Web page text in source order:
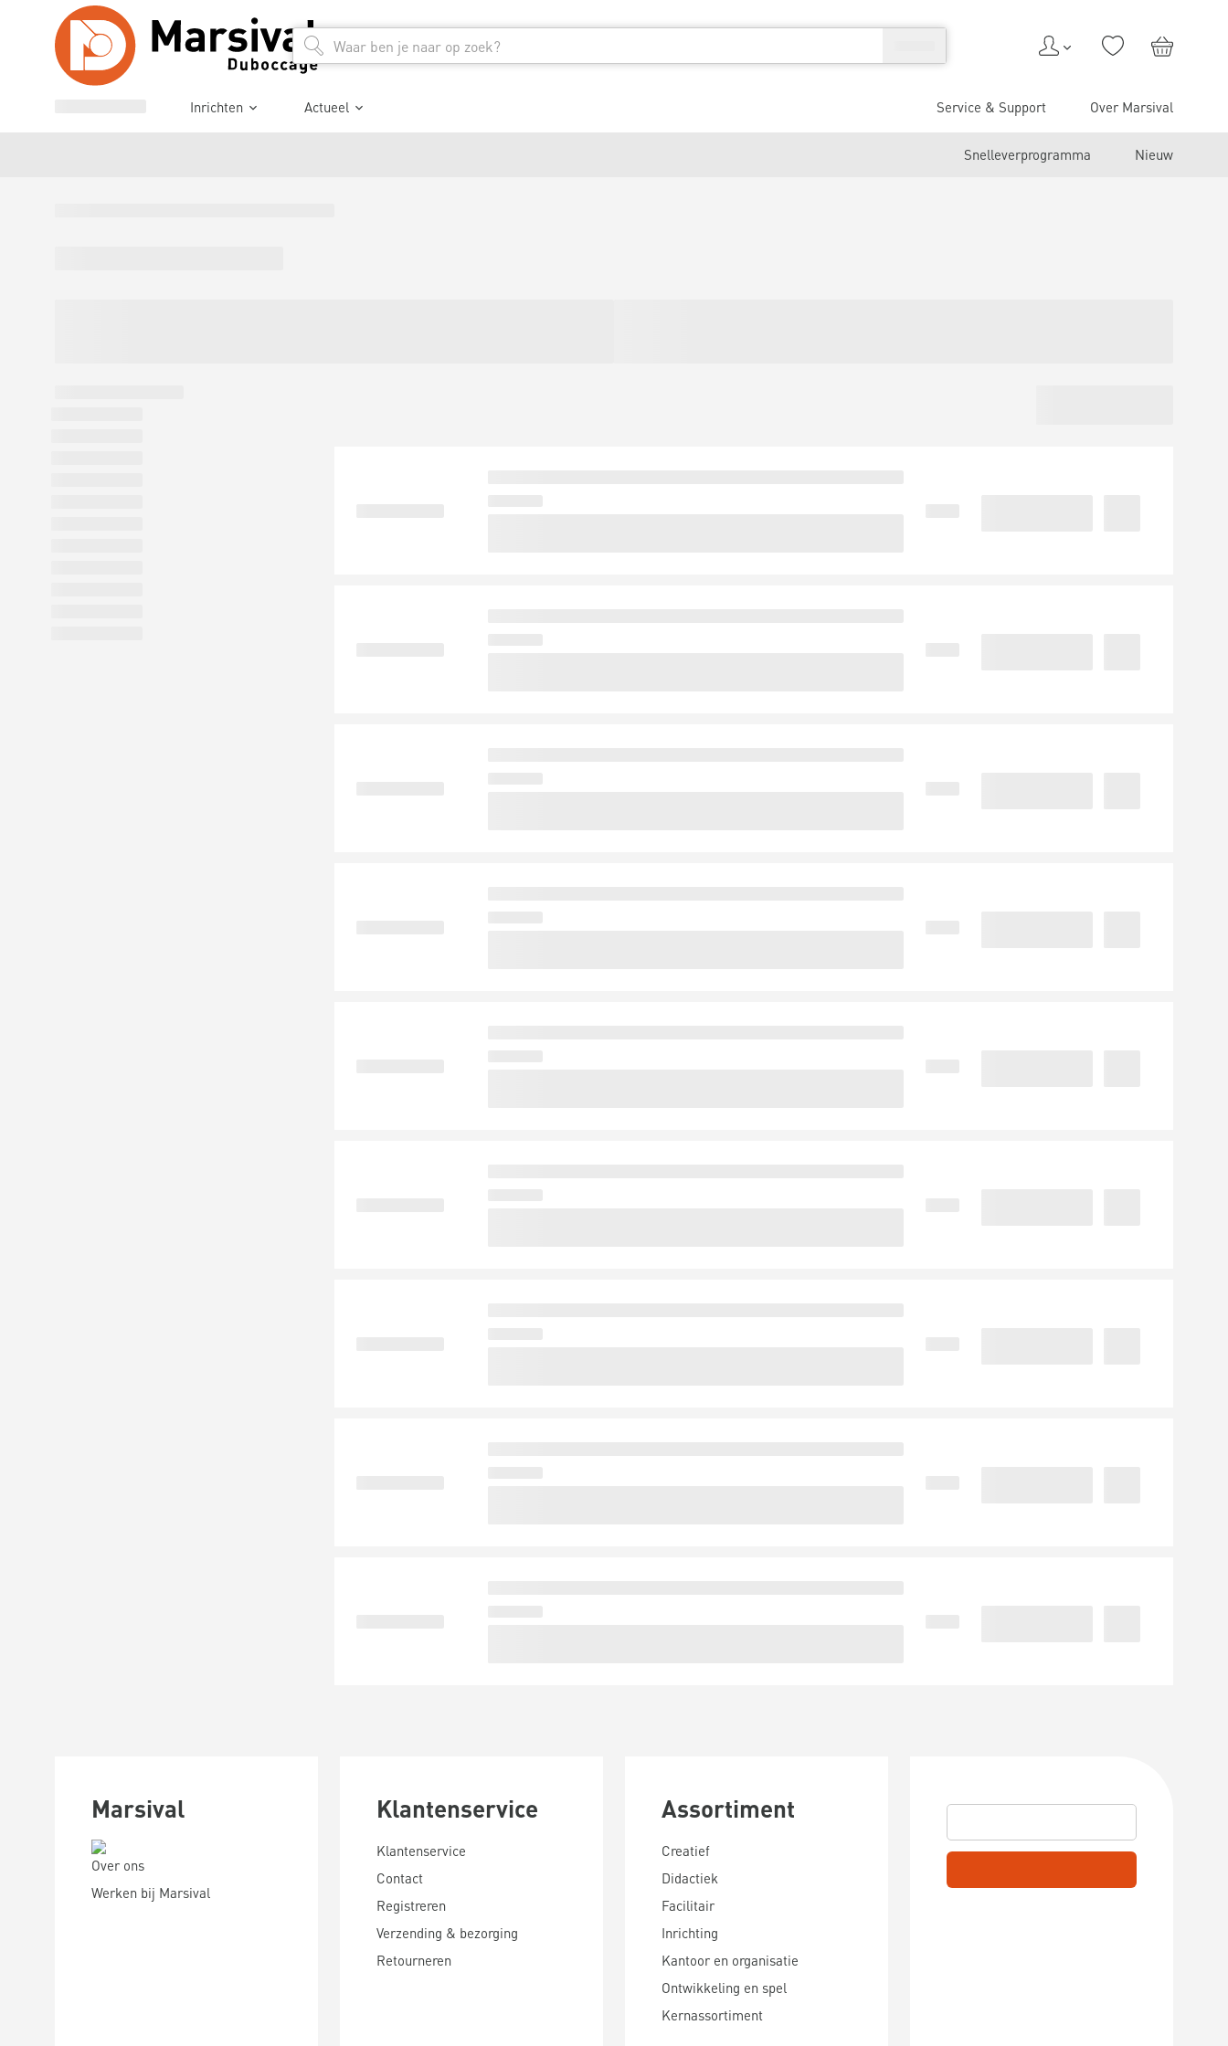
Inrichten Actueel Service & Support Over Marsival
Snelleverprogramma Nieuw
Marsival
Over ons
Werken bij Marsival
Klantenservice
Klantenservice
Contact
Registreren
Verzending & bezorging
Retourneren
Assortiment
Creatief
Didactiek
Facilitair
Inrichting
Kantoor en organisatie
Ontwikkeling en spel
Kernassortiment